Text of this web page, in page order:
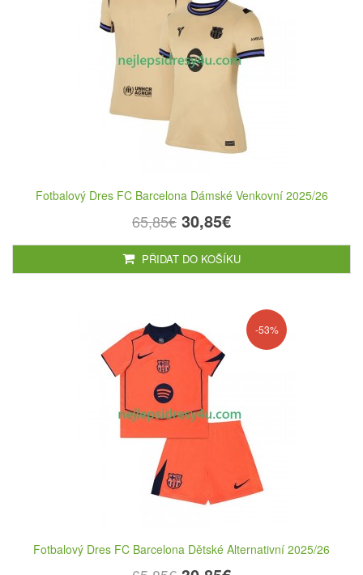
Fotbalový Dres FC Barcelona Dámské Venkovní 2025/26
65,85€ 30,85€
PŘIDAT DO KOŠÍKU
-53%
Fotbalový Dres FC Barcelona Dětské Alternativní 2025/26